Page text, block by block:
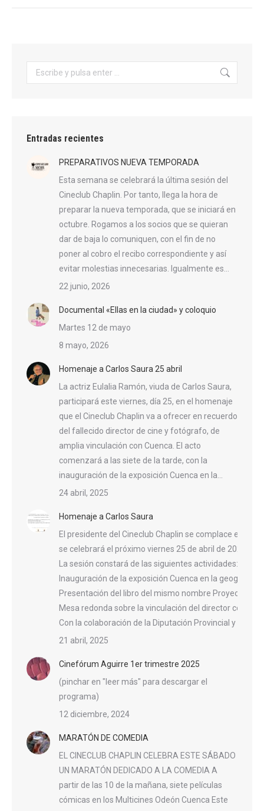
Buscar:
Entradas recientes
PREPARATIVOS NUEVA TEMPORADA
Esta semana se celebrará la última sesión del
Cineclub Chaplin. Por tanto, llega la hora de
preparar la nueva temporada, que se iniciará en
octubre. Rogamos a los socios que se quieran
dar de baja lo comuniquen, con el fin de no
poner al cobro el recibo correspondiente y así
evitar molestias innecesarias. Igualmente es…
22 junio, 2026
Documental «Ellas en la ciudad» y coloquio
Martes 12 de mayo
8 mayo, 2026
Homenaje a Carlos Saura 25 abril
La actriz Eulalia Ramón, viuda de Carlos Saura,
participará este viernes, día 25, en el homenaje
que el Cineclub Chaplin va a ofrecer en recuerdo
del fallecido director de cine y fotógrafo, de
amplia vinculación con Cuenca. El acto
comenzará a las siete de la tarde, con la
inauguración de la exposición Cuenca en la…
24 abril, 2025
Homenaje a Carlos Saura
El presidente del Cineclub Chaplin se complace en
se celebrará el próximo viernes 25 de abril de 2025, a
La sesión constará de las siguientes actividades:
Inauguración de la exposición Cuenca en la geografía
Presentación del libro del mismo nombre Proyección
Mesa redonda sobre la vinculación del director con la
Con la colaboración de la Diputación Provincial y el
21 abril, 2025
Cinefórum Aguirre 1er trimestre 2025
(pinchar en "leer más" para descargar el
programa)
12 diciembre, 2024
MARATÓN DE COMEDIA
EL CINECLUB CHAPLIN CELEBRA ESTE SÁBADO
UN MARATÓN DEDICADO A LA COMEDIA A
partir de las 10 de la mañana, siete películas
cómicas en los Multicines Odeón Cuenca Este